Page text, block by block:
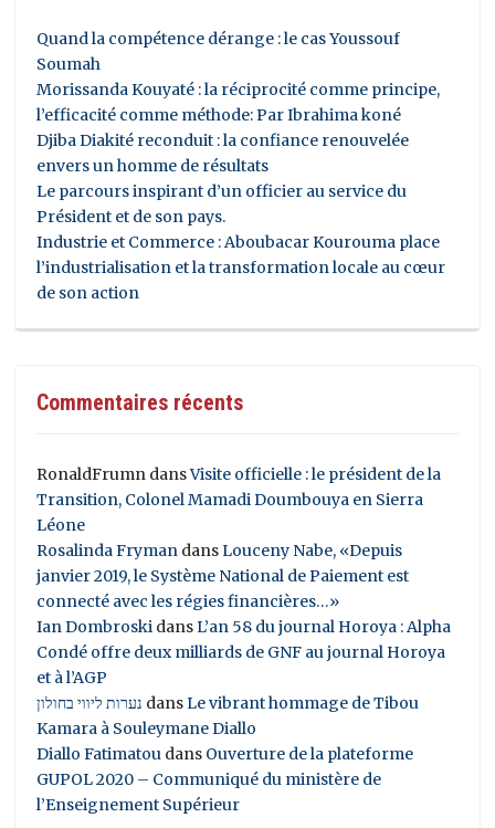
Quand la compétence dérange : le cas Youssouf
Soumah
Morissanda Kouyaté : la réciprocité comme principe,
l’efficacité comme méthode: Par Ibrahima koné
Djiba Diakité reconduit : la confiance renouvelée
envers un homme de résultats
Le parcours inspirant d’un officier au service du
Président et de son pays.
Industrie et Commerce : Aboubacar Kourouma place
l’industrialisation et la transformation locale au cœur
de son action
Commentaires récents
RonaldFrumn dansVisite officielle : le président de la
Transition, Colonel Mamadi Doumbouya en Sierra
Léone
Rosalinda Fryman dansLouceny Nabe, «Depuis
janvier 2019, le Système National de Paiement est
connecté avec les régies financières…»
Ian Dombroski dansL’an 58 du journal Horoya : Alpha
Condé offre deux milliards de GNF au journal Horoya
et à l’AGP
נערות ליווי בחולון dansLe vibrant hommage de Tibou
Kamara à Souleymane Diallo
Diallo Fatimatou dans Ouverture de la plateforme
GUPOL 2020 – Communiqué du ministère de
l’Enseignement Supérieur